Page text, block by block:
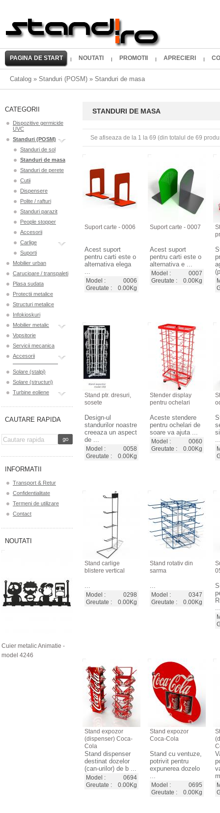
PAGINA DE START NOUTATI PROMOTII APRECIERI
Catalog » Standuri (POSM) » Standuri de masa
STANDURI DE MASA
Se afiseaza de la 1 la 69 (din totalul de 69
Suport carte - 0006
Acest suport
pentru carti este o
alternativa elega
...
Model :
0006
Greutate :
0.00Kg
Suport carte - 0007
Acest suport
pentru carti este o
alternativa e ...
Model :
0007
Greutate :
0.00Kg
Stand ptr. dresuri,
sosete
Design-ul
standurilor noastre
creeaza un aspect
de ...
Model :
0058
Greutate :
0.00Kg
Stender display
pentru ochelari
Aceste stendere
pentru ochelari de
soare va ajuta ...
Model :
0060
Greutate :
0.00Kg
Stand carlige
blistere vertical
...
Model :
0298
Greutate :
0.00Kg
Stand rotativ din
sarma
...
Model :
0347
Greutate :
0.00Kg
Stand expozor
(dispenser) Coca-
Cola
Stand dispenser
destinat dozelor
(can-urilor) de b ...
Model :
0694
Greutate :
0.00Kg
Stand expozor
Coca-Cola
Stand cu ventuze,
potrivit pentru
expunerea dozelo
...
Model :
0695
Greutate :
0.00Kg
CATEGORII
Dispozitive germicide
UVC
Standuri (POSM)
Standuri de sol
Standuri de masa
Standuri de perete
Cutii
Dispensere
Polite / rafturi
Standuri parazit
People stopper
Accesorii
Carlige
Suporti
Mobilier urban
Carucioare / transpaleti
Plasa sudata
Protectii metalice
Structuri metalice
Infokioskuri
Mobilier metalic
Vopsitorie
Servicii mecanica
Accesorii
Solare (stalpi)
Solare (structuri)
Turbine eoliene
CAUTARE RAPIDA
INFORMATII
Transport & Retur
Confidentialitate
Termeni de utilizare
Contact
NOUTATI
Cuier metalic Animatie -
model 4246